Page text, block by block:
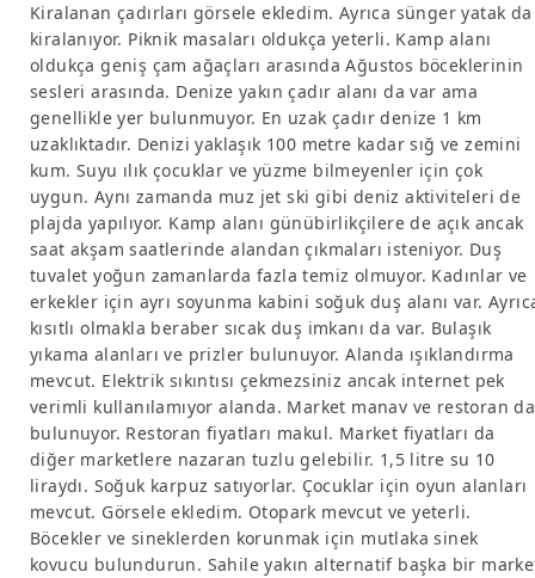
Kiralanan çadırları görsele ekledim. Ayrıca sünger yatak da
kiralanıyor. Piknik masaları oldukça yeterli. Kamp alanı
oldukça geniş çam ağaçları arasında Ağustos böceklerinin
sesleri arasında. Denize yakın çadır alanı da var ama
genellikle yer bulunmuyor. En uzak çadır denize 1 km
uzaklıktadır. Denizi yaklaşık 100 metre kadar sığ ve zemini
kum. Suyu ılık çocuklar ve yüzme bilmeyenler için çok
uygun. Aynı zamanda muz jet ski gibi deniz aktiviteleri de
plajda yapılıyor. Kamp alanı günübirlikçilere de açık ancak
saat akşam saatlerinde alandan çıkmaları isteniyor. Duş
tuvalet yoğun zamanlarda fazla temiz olmuyor. Kadınlar ve
erkekler için ayrı soyunma kabini soğuk duş alanı var.
kısıtlı olmakla beraber sıcak duş imkanı da var. Bulaşık
yıkama alanları ve prizler bulunuyor. Alanda ışıklandırma
mevcut. Elektrik sıkıntısı çekmezsiniz ancak internet pek
verimli kullanılamıyor alanda. Market manav ve restoran da
bulunuyor. Restoran fiyatları makul. Market fiyatları da
diğer marketlere nazaran tuzlu gelebilir. 1,5 litre su 10
liraydı. Soğuk karpuz satıyorlar. Çocuklar için oyun alanları
mevcut. Görsele ekledim. Otopark mevcut ve yeterli.
Böcekler ve sineklerden korunmak için mutlaka sinek
kovucu bulundurun. Sahile yakın alternatif başka bir